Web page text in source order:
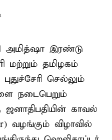
அமித்ஷா இரண்டு
மற்றும் தமிழகம்
செல்லும்
நடைபெறும்
ஜனாதிபதியின் காவல்
வழங்கும் விழாவில்